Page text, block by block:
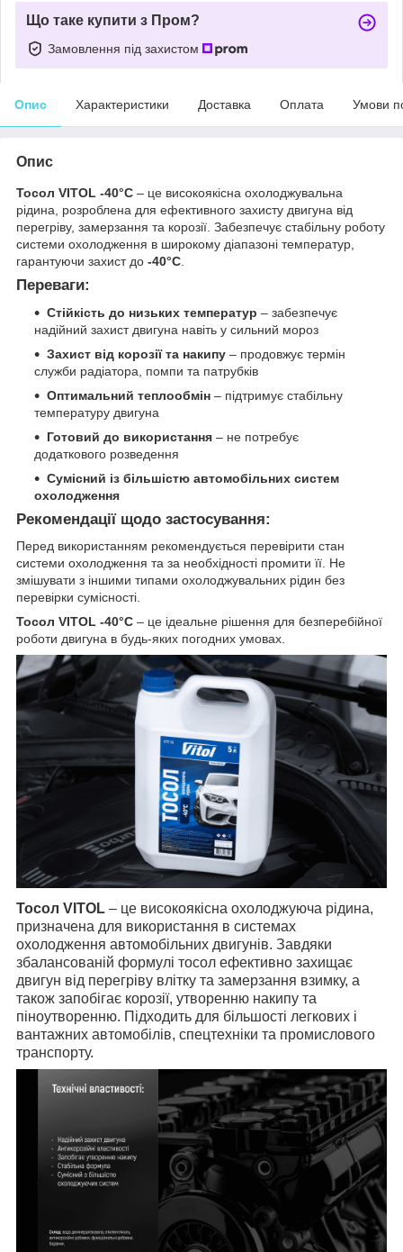
Що таке купити з Пром?
Замовлення під захистом
Опис Характеристики Доставка Оплата Умови
Опис
Тосол VITOL -40°C – це високоякісна охолоджувальна
рідина, розроблена для ефективного захисту двигуна від
перегріву, замерзання та корозії. Забезпечує стабільну роботу
системи охолодження в широкому діапазоні температур,
гарантуючи захист до -40°C
Переваги:
Стійкість до низьких температур – забезпечує
надійний захист двигуна навіть у сильний мороз
Захист від корозії та накипу – продовжує термін
служби радіатора, помпи та патрубків
Оптимальний теплообмін – підтримує стабільну
температуру двигуна
Готовий до використання – не потребує
додаткового розведення
Сумісний із більшістю автомобільних систем
охолодження
Рекомендації щодо застосування:
Перед використанням рекомендується перевірити стан
системи охолодження та за необхідності промити її. Не
змішувати з іншими типами охолоджувальних рідин без
перевірки сумісності.
Тосол VITOL -40°C – це ідеальне рішення для безперебійної
роботи двигуна в будь-яких погодних умовах.
Тосол VITOL – це високоякісна охолоджуюча рідина,
призначена для використання в системах
охолодження автомобільних двигунів. Завдяки
збалансованій формулі тосол ефективно захищає
двигун від перегріву влітку та замерзання взимку, а
також запобігає корозії, утворенню накипу та
піноутворенню. Підходить для більшості легкових і
вантажних автомобілів, спецтехніки та промислового
транспорту.